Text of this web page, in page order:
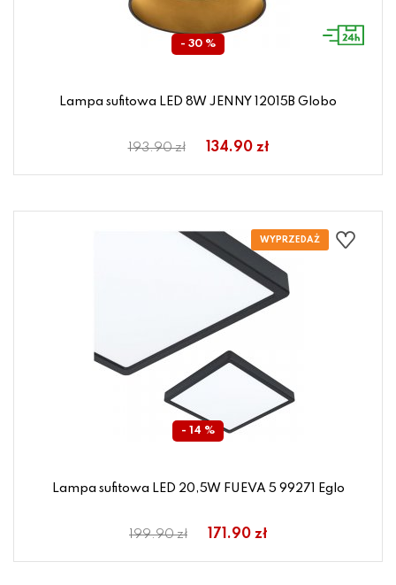
- 30 %
Lampa sufitowa LED 8W JENNY 12015B Globo
193.90 zł 134.90 zł
- 14 %
Lampa sufitowa LED 20,5W FUEVA 5 99271 Eglo
199.90 zł 171.90 zł